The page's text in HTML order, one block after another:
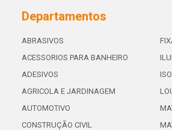
Departamentos
ABRASIVOS
ACESSORIOS PARA BANHEIRO
ADESIVOS
AGRICOLA E JARDINAGEM
AUTOMOTIVO
CONSTRUÇÃO CIVIL